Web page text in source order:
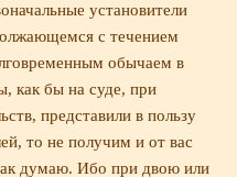
установители
с течением
обычаем в
как бы на суде, при
представили в пользу
то не получим и от вас
думаю. Ибо при двою или